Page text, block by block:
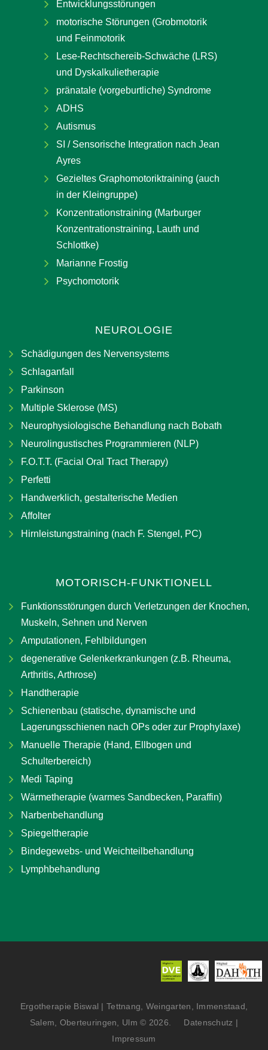
Entwicklungsstörungen
motorische Störungen (Grobmotorik
und Feinmotorik
Lese-Rechtschereib-Schwäche (LRS)
und Dyskalkulietherapie
pränatale (vorgeburtliche) Syndrome
ADHS
Autismus
SI / Sensorische Integration nach Jean
Ayres
Gezieltes Graphomotoriktraining (auch
in der Kleingruppe)
Konzentrationstraining (Marburger
Konzentrationstraining, Lauth und
Schlottke)
Marianne Frostig
Psychomotorik
NEUROLOGIE
Schädigungen des Nervensystems
Schlaganfall
Parkinson
Multiple Sklerose (MS)
Neurophysiologische Behandlung nach Bobath
Neurolingustisches Programmieren (NLP)
F.O.T.T. (Facial Oral Tract Therapy)
Perfetti
Handwerklich, gestalterische Medien
Affolter
Hirnleistungstraining (nach F. Stengel, PC)
MOTORISCH-FUNKTIONELL
Funktionsstörungen durch Verletzungen der Knochen,
Muskeln, Sehnen und Nerven
Amputationen, Fehlbildungen
degenerative Gelenkerkrankungen (z.B. Rheuma,
Arthritis, Arthrose)
Handtherapie
Schienenbau (statische, dynamische und
Lagerungsschienen nach OPs oder zur Prophylaxe)
Manuelle Therapie (Hand, Ellbogen und
Schulterbereich)
Medi Taping
Wärmetherapie (warmes Sandbecken, Paraffin)
Narbenbehandlung
Spiegeltherapie
Bindegewebs- und Weichteilbehandlung
Lymphbehandlung
Ergotherapie Biswal | Tettnang, Weingarten, Immenstaad,
Salem, Oberteuringen, Ulm © 2026 Datenschutz |
Impressum